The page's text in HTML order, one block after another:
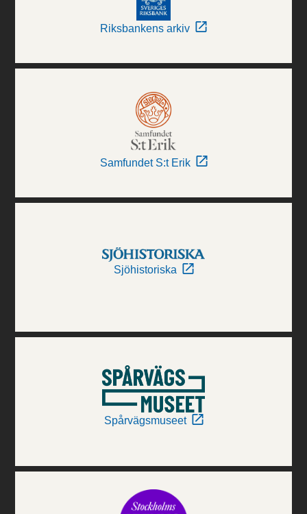
Riksbankens arkiv
Samfundet S:t Erik
Sjöhistoriska
Spårvägsmuseet